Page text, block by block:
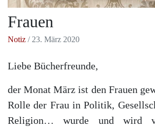
Frauen
Notiz / 23. März 2020
Liebe Bücherfreunde,
der Monat März ist den Frauen
Rolle der Frau in Politik,
Religion… wurde und wird